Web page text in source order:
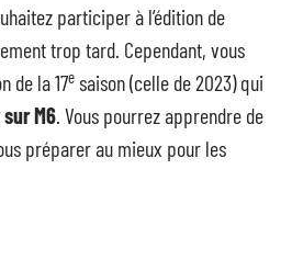
participer à l’édition de
trop tard. Cependant, vous
de la 17e saison (celle de 2023) qui
M6. Vous pourrez apprendre de
préparer au mieux pour les